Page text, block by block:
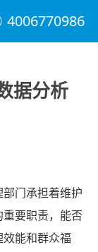
4006770986
据分析
门承担着维护
要职责，能否
能和群众福